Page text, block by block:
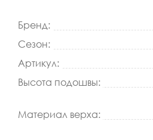
Бренд:
Сезон:
Артикул:
Высота подошвы:
Материал верха: